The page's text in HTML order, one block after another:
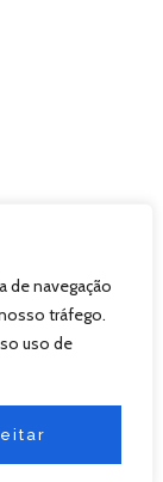
de navegação
tráfego.
uso de